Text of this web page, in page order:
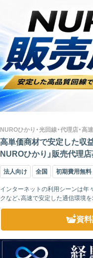
NUROひかり・光回線・代理店・高
高単価商材で安定した収
NUROひかり」販売代理
法人向け 全国 初期費用無料
インターネットの利用シーンは年
クなど、高速で安定した通信環境
資